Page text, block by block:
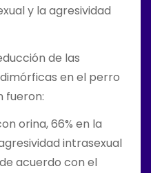
y la agresividad
de las
en el perro
fueron:
orina, 66% en la
intrasexual
acuerdo con el